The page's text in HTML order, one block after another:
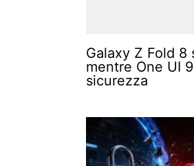
Galaxy Z Fold 8
mentre One UI
sicurezza